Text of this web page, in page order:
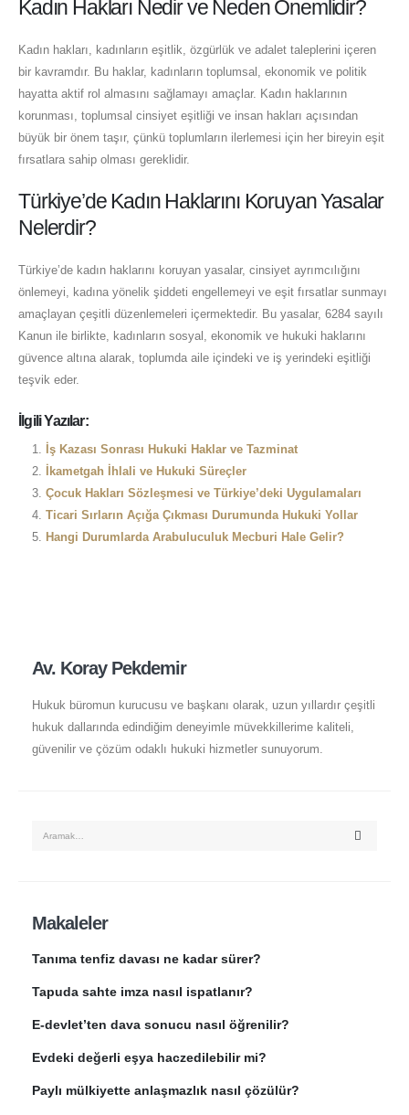
Kadın Hakları Nedir ve Neden Önemlidir?
Kadın hakları, kadınların eşitlik, özgürlük ve adalet taleplerini içeren
bir kavramdır. Bu haklar, kadınların toplumsal, ekonomik ve politik
hayatta aktif rol almasını sağlamayı amaçlar. Kadın haklarının
korunması, toplumsal cinsiyet eşitliği ve insan hakları açısından
büyük bir önem taşır, çünkü toplumların ilerlemesi için her bireyin eşit
fırsatlara sahip olması gereklidir.
Türkiye’de Kadın Haklarını Koruyan Yasalar
Nelerdir?
Türkiye’de kadın haklarını koruyan yasalar, cinsiyet ayrımcılığını
önlemeyi, kadına yönelik şiddeti engellemeyi ve eşit fırsatlar sunmayı
amaçlayan çeşitli düzenlemeleri içermektedir. Bu yasalar, 6284 sayılı
Kanun ile birlikte, kadınların sosyal, ekonomik ve hukuki haklarını
güvence altına alarak, toplumda aile içindeki ve iş yerindeki eşitliği
teşvik eder.
İlgili Yazılar:
İş Kazası Sonrası Hukuki Haklar ve Tazminat
İkametgah İhlali ve Hukuki Süreçler
Çocuk Hakları Sözleşmesi ve Türkiye’deki Uygulamaları
Ticari Sırların Açığa Çıkması Durumunda Hukuki Yollar
Hangi Durumlarda Arabuluculuk Mecburi Hale Gelir?
Av. Koray Pekdemir
Hukuk büromun kurucusu ve başkanı olarak, uzun yıllardır çeşitli
hukuk dallarında edindiğim deneyimle müvekkillerime kaliteli,
güvenilir ve çözüm odaklı hukuki hizmetler sunuyorum.
Makaleler
Tanıma tenfiz davası ne kadar sürer?
Tapuda sahte imza nasıl ispatlanır?
E-devlet’ten dava sonucu nasıl öğrenilir?
Evdeki değerli eşya haczedilebilir mi?
Paylı mülkiyette anlaşmazlık nasıl çözülür?